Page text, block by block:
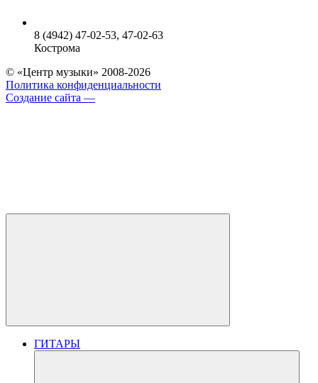
8 (4942) 47-02-53, 47-02-63
Кострома
© «Центр музыки» 2008-2026
Политика конфиденциальности
Создание сайта —
ГИТАРЫ